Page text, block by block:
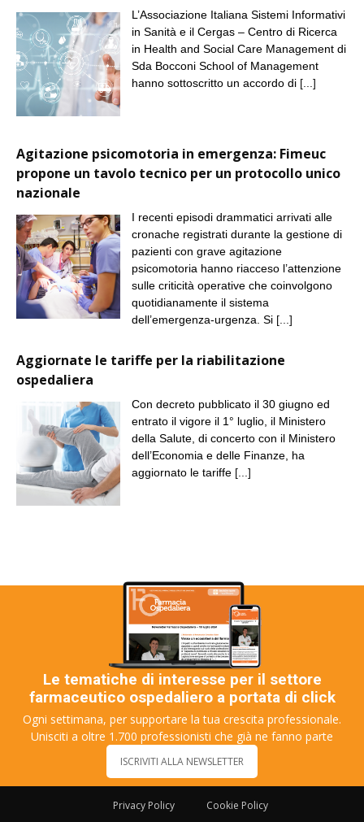
L’Associazione Italiana Sistemi Informativi
in Sanità e il Cergas – Centro di Ricerca
in Health and Social Care Management di
Sda Bocconi School of Management
hanno sottoscritto un accordo di [...]
Agitazione psicomotoria in emergenza: Fimeuc
propone un tavolo tecnico per un protocollo unico
nazionale
I recenti episodi drammatici arrivati alle
cronache registrati durante la gestione di
pazienti con grave agitazione
psicomotoria hanno riacceso l’attenzione
sulle criticità operative che coinvolgono
quotidianamente il sistema
dell’emergenza-urgenza. Si [...]
Aggiornate le tariffe per la riabilitazione
ospedaliera
Con decreto pubblicato il 30 giugno ed
entrato il vigore il 1° luglio, il Ministero
della Salute, di concerto con il Ministero
dell’Economia e delle Finanze, ha
aggiornato le tariffe [...]
Le tematiche di interesse per il settore
farmaceutico ospedaliero a portata di click
Ogni settimana, per supportare la tua crescita professionale.
Unisciti a oltre 1.700 professionisti che già ne fanno parte
ISCRIVITI ALLA NEWSLETTER
Privacy Policy Cookie Policy